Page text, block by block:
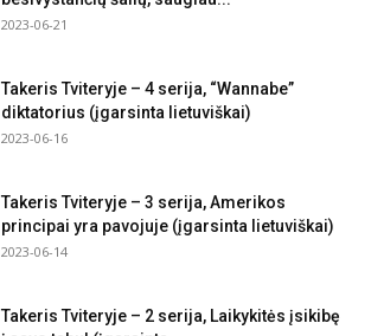
2023-06-21
Takeris Tviteryje – 4 serija, “Wannabe”
diktatorius (įgarsinta lietuviškai)
2023-06-16
Takeris Tviteryje – 3 serija, Amerikos
principai yra pavojuje (įgarsinta lietuviškai)
2023-06-14
Takeris Tviteryje – 2 serija, Laikykitės įsikibę